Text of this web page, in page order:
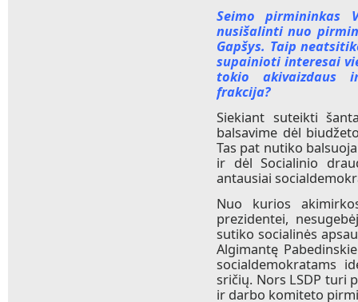
Seimo pirmininkas
nusišalinti nuo
Gapšys. Taip
supainioti interesai
tokio akivaizdaus
frakcija?
Siekiant suteikti
balsavime dėl
Tas pat nutiko
ir dėl Socialinio
antausiai
Nuo kurios
prezidentei,
sutiko socialinės
Algimantę
socialdemokratams
sričių. Nors LSDP turi
ir darbo komiteto